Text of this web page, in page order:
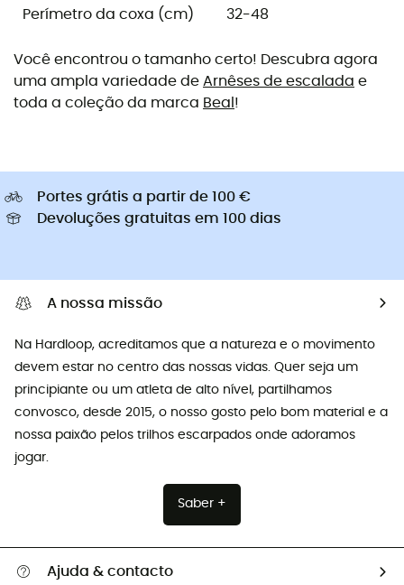
Perímetro da coxa (cm) 32-48
Você encontrou o tamanho certo! Descubra agora
uma ampla variedade de Arnêses de escalada e
toda a coleção da marca Beal !
Portes grátis a partir de 100 €
Devoluções gratuitas em 100 dias
A nossa missão
Na Hardloop, acreditamos que a natureza e o movimento
devem estar no centro das nossas vidas. Quer seja um
principiante ou um atleta de alto nível, partilhamos
convosco, desde 2015, o nosso gosto pelo bom material e a
nossa paixão pelos trilhos escarpados onde adoramos
jogar.
Saber +
Ajuda & contacto